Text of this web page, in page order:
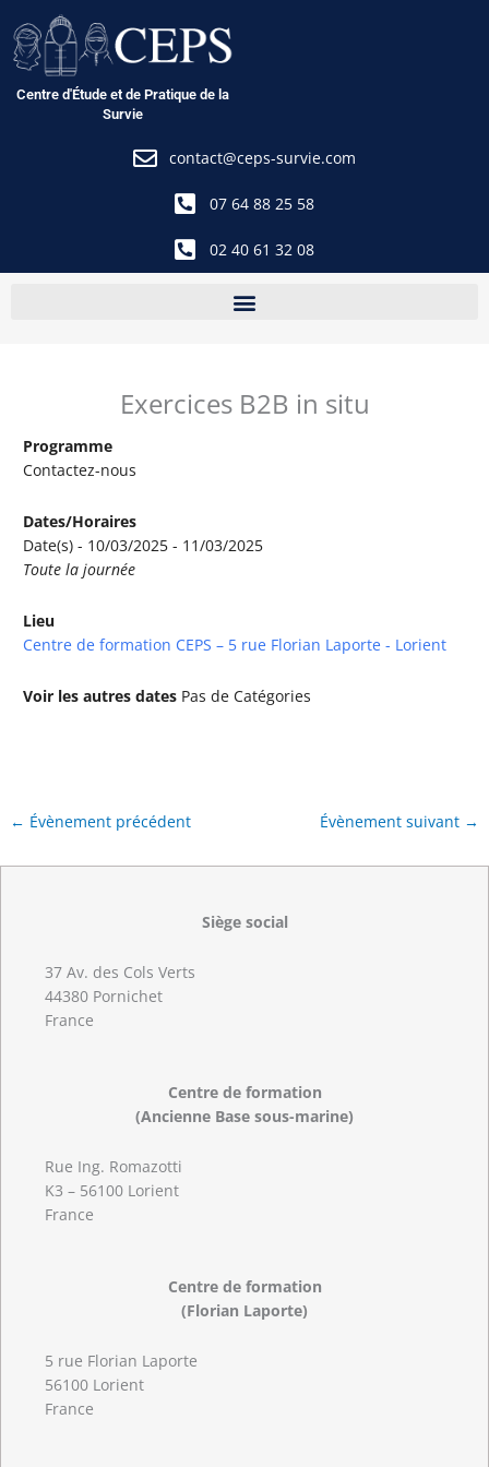
au
contenu
Centre d'Étude et de Pratique de la
Survie
contact@ceps-survie.com
07 64 88 25 58
02 40 61 32 08
Exercices B2B in situ
Programme
Contactez-nous
Dates/Horaires
Date(s) - 10/03/2025 - 11/03/2025
Toute la journée
Lieu
Centre de formation CEPS – 5 rue Florian Laporte - Lorient
Voir les autres dates Pas de Catégories
← Évènement précédent Évènement suivant →
Siège social
37 Av. des Cols Verts
44380 Pornichet
France
Centre de formation
(Ancienne Base sous-marine)
Rue Ing. Romazotti
K3 – 56100 Lorient
France
Centre de formation
(Florian Laporte)
5 rue Florian Laporte
56100 Lorient
France